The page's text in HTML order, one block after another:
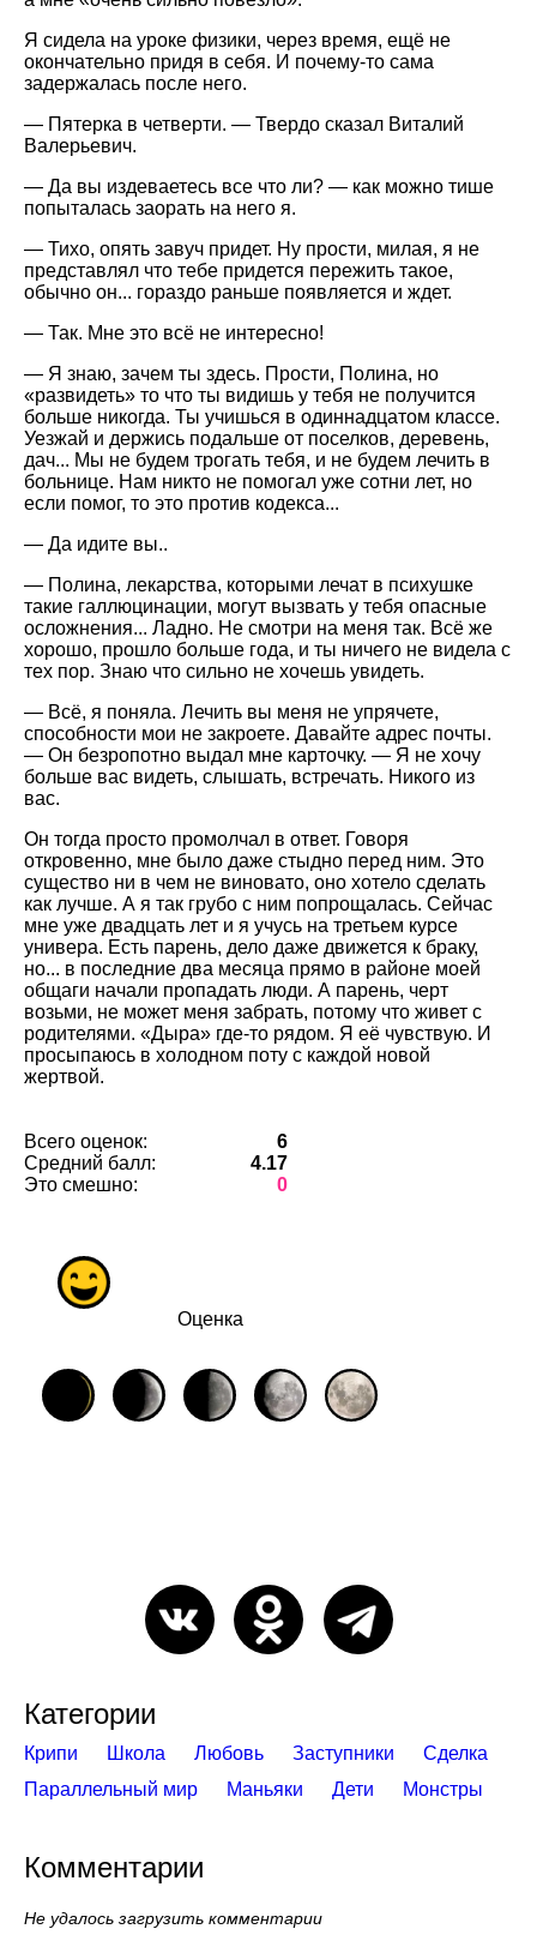
Я сидела на уроке физики, через время, ещё не
окончательно придя в себя. И почему-то сама
задержалась после него.
— Пятерка в четверти. — Твердо сказал Виталий
Валерьевич.
— Да вы издеваетесь все что ли? — как можно тише
попыталась заорать на него я.
— Тихо, опять завуч придет. Ну прости, милая, я не
представлял что тебе придется пережить такое,
обычно он... гораздо раньше появляется и ждет.
— Так. Мне это всё не интересно!
— Я знаю, зачем ты здесь. Прости, Полина, но
«развидеть» то что ты видишь у тебя не получится
больше никогда. Ты учишься в одиннадцатом классе.
Уезжай и держись подальше от поселков, деревень,
дач... Мы не будем трогать тебя, и не будем лечить в
больнице. Нам никто не помогал уже сотни лет, но
если помог, то это против кодекса...
— Да идите вы..
— Полина, лекарства, которыми лечат в психушке
такие галлюцинации, могут вызвать у тебя опасные
осложнения... Ладно. Не смотри на меня так. Всё же
хорошо, прошло больше года, и ты ничего не видела с
тех пор. Знаю что сильно не хочешь увидеть.
— Всё, я поняла. Лечить вы меня не упрячете,
способности мои не закроете. Давайте адрес почты.
— Он безропотно выдал мне карточку. — Я не хочу
больше вас видеть, слышать, встречать. Никого из
вас.
Он тогда просто промолчал в ответ. Говоря
откровенно, мне было даже стыдно перед ним. Это
существо ни в чем не виновато, оно хотело сделать
как лучше. А я так грубо с ним попрощалась. Сейчас
мне уже двадцать лет и я учусь на третьем курсе
универа. Есть парень, дело даже движется к браку,
но... в последние два месяца прямо в районе моей
общаги начали пропадать люди. А парень, черт
возьми, не может меня забрать, потому что живет с
родителями. «Дыра» где-то рядом. Я её чувствую. И
просыпаюсь в холодном поту с каждой новой
жертвой.
Всего оценок:
6
Средний балл:
4.17
Это смешно:
0
Оценка
Категории
Крипи Школа Любовь Заступники
Сделка
Параллельный мир
Маньяки Дети Монстры
Комментарии
Не удалось загрузить комментарии